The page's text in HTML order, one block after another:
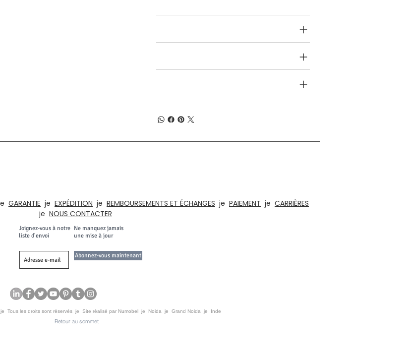
GARANTIE je EXPÉDITION je REMBOURSEMENTS ET ÉCHANGES je PAIEMENT je CARRIÈRES
je NOUS CONTACTER
Joignez-vous à notre
liste d'envoi
Ne manquez jamais
une mise à jour
Abonnez-vous maintenant
Tous les droits sont réservés je Site réalisé par Numobel je Noida je Grand Noida je Inde
Retour au sommet